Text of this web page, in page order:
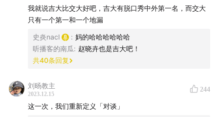
🗺你将会听到：
00:02:36 都受过黄西老师演出视频的启蒙
我就说吉大比交大好吧，吉大有脱口秀中外第一名，而交大
只有一个第一和一个地漏
史炎nacl : 妈的哈哈哈哈哈哈
听播客的南瓜: 赵晓卉也是吉大吧！
共40条回复
刘旸教主
2023.12.15
244
这一次，我们重新定义「对谈」